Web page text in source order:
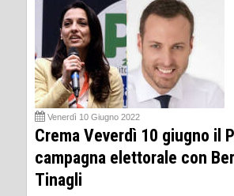
Venerdì 10 Giugno 2022
Crema Veverdì 10 giugno il
campagna elettorale con
Tinagli